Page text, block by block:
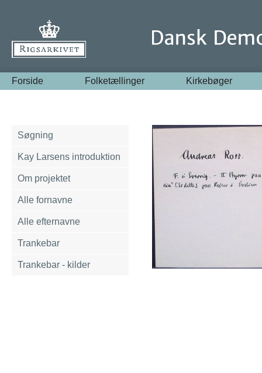
Forside Folketællinger Kirkebøger
Søgning
Kay Larsens introduktion
Om projektet
Alle fornavne
Alle efternavne
Trankebar
Trankebar - kilder